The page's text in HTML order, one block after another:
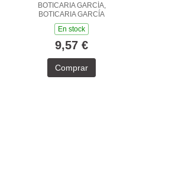
BOTICARIA GARCÍA,
BOTICARIA GARCÍA
En stock
9,57 €
Comprar